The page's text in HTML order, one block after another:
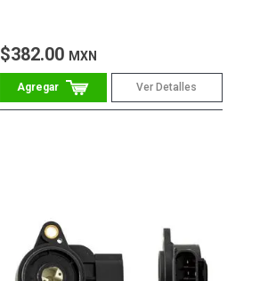
$382.00 MXN
Ver Detalles